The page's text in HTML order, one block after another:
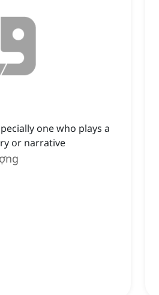
one who plays a
or narrative